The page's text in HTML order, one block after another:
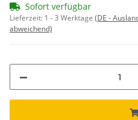
Sofort verfügbar
Lieferzeit: 1 - 3 Werktage (DE -
abweichend)